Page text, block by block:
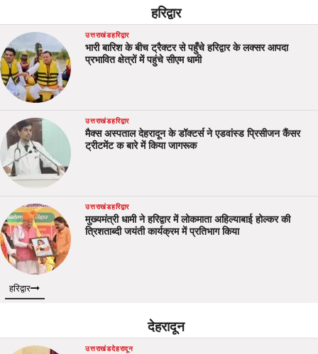
हरिद्वार
उत्तराखंडहरिद्वार
भारी बारिश के बीच ट्रैक्टर से पहुँचे हरिद्वार के लक्सर आपदा
प्रभावित क्षेत्रों में पहुंचे सीएम धामी
उत्तराखंडहरिद्वार
मैक्स अस्पताल देहरादून के डॉक्टर्स ने एडवांस्ड प्रिसीजन कैंसर
ट्रीटमेंट क बारे में किया जागरूक
उत्तराखंडहरिद्वार
मुख्यमंत्री धामी ने हरिद्वार में लोकमाता अहिल्याबाई होल्कर की
त्रिशताब्दी जयंती कार्यक्रम में प्रतिभाग किया
हरिद्वार
देहरादून
उत्तराखंडदेहरादून